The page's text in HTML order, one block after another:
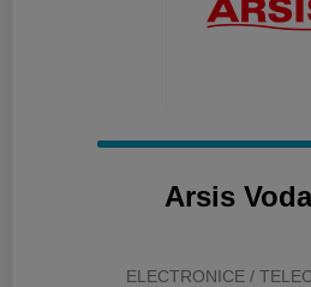
Arsis
ELECTRONICE /